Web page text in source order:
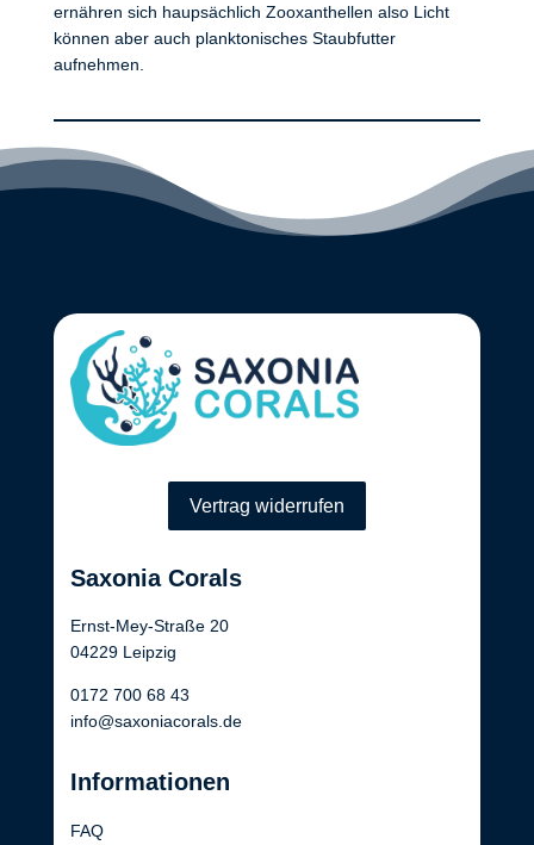
ernähren sich haupsächlich Zooxanthellen also Licht
können aber auch planktonisches Staubfutter
aufnehmen.
Vertrag widerrufen
Saxonia Corals
Ernst-Mey-Straße 20
04229 Leipzig
0172 700 68 43
info@saxoniacorals.de
Informationen
FAQ